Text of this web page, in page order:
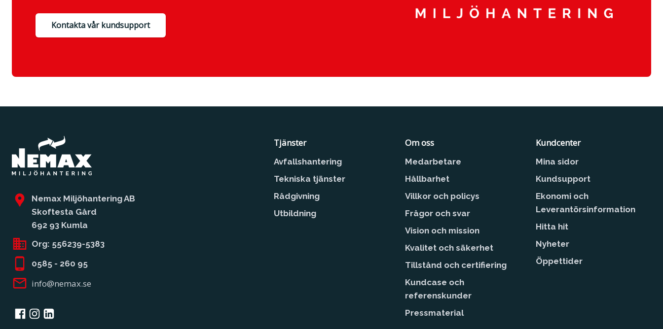
Kontakta vår kundsupport
Nemax Miljöhantering AB
Skoftesta Gård
692 93 Kumla
Org: 556239-5383
0585 - 260 95
info@nemax.se
Tjänster
Avfallshantering
Tekniska tjänster
Rådgivning
Utbildning
Om oss
Medarbetare
Hållbarhet
Villkor och policys
Frågor och svar
Vision och mission
Kvalitet och säkerhet
Tillstånd och certifiering
Kundcase och
referenskunder
Pressmaterial
Kundcenter
Mina sidor
Kundsupport
Ekonomi och
Leverantörsinformation
Hitta hit
Nyheter
Öppettider